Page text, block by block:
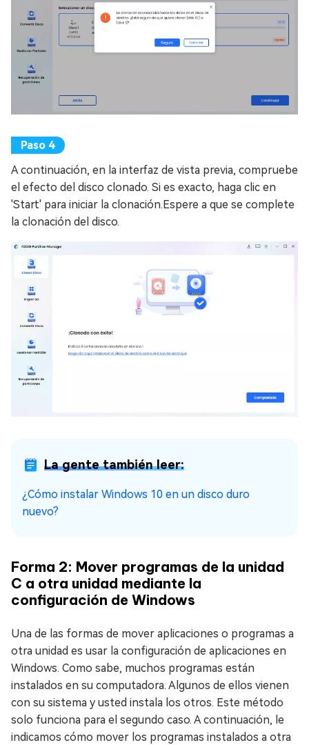
A continuación, en la interfaz de vista previa, compruebe
el efecto del disco clonado. Si es exacto, haga clic en
'Start' para iniciar la clonación.Espere a que se complete
la clonación del disco.
La gente también leer:
¿Cómo instalar Windows 10 en un disco duro
nuevo?
Forma 2: Mover programas de la unidad
C a otra unidad mediante la
configuración de Windows
Una de las formas de mover aplicaciones o programas a
otra unidad es usar la configuración de aplicaciones en
Windows. Como sabe, muchos programas están
instalados en su computadora. Algunos de ellos vienen
con su sistema y usted instala los otros. Este método
solo funciona para el segundo caso. A continuación, le
indicamos cómo mover los programas instalados a otra